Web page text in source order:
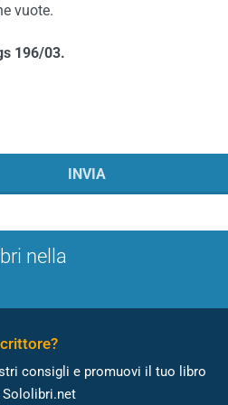
vuote.
196/03.
nella
consigli e promuovi il tuo libro